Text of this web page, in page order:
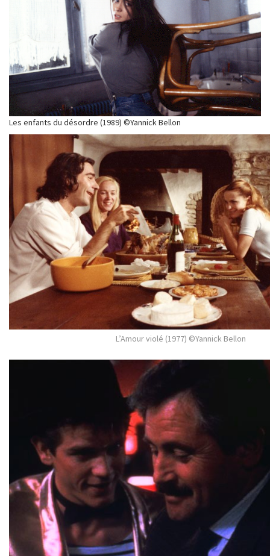
Les enfants du désordre (1989) ©Yannick Bellon
L’Amour violé (1977) ©Yannick Bellon